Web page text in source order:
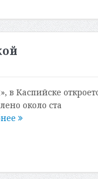
в Каспийске
около ста